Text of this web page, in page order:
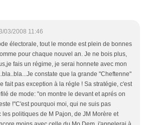
03/2008 11:46
électorale, tout le monde est plein de bonnes
pour chaque nouvel an. Je ne bois plus,
fais un régime, je serai honnete avec mon
constate que la grande "Cheftenne"
fait pas exception à la régle ! Sa stratégie, c'est
de mode: "on montre le devant et aprés on
!"C'est pourquoi moi, qui ne suis pas
les politiques de M Pajon, de JM Morère et